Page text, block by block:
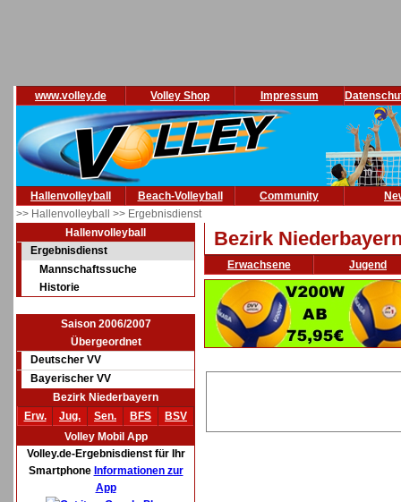
www.volley.de Volley Shop Impressum
Hallenvolleyball Beach-Volleyball Community
>> Hallenvolleyball >> Ergebnisdienst
Hallenvolleyball
Ergebnisdienst
Mannschaftssuche
Historie
Saison 2006/2007
Übergeordnet
Deutscher VV
Bayerischer VV
Bezirk Niederbayern
Erw.
Jug. Sen. BFS
BSV
Volley Mobil App
Volley.de-Ergebnisdienst für Ihr
Smartphone Informationen zur
App
Bezirk
Erwachsene Jugend